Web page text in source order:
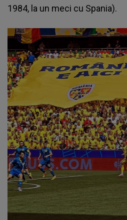
1984, la un meci cu Spania).